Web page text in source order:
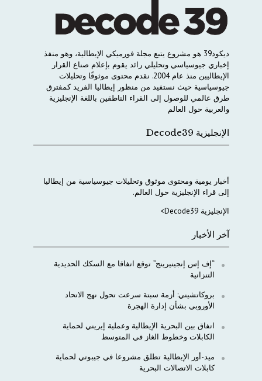
ديكود39 هو مشروع يتبع مجلة فورميكي الإيطالية، وهو منفذ
إخباري جيوسياسي وتحليلي رائد يقوم بإعلام صناع القرار
الإيطاليين منذ عام 2004. نقدم محتوى موثوقًا وتحليلات
جيوسياسية حيث نستفيد من منظور إيطاليا الفريد كمفترق
طرق عالمي للوصول إلى القراء الناطقين باللغة الإنجليزية
والعربية حول العالم
الإنجليزية Decode39
أخبار يومية ومحتوى موثوق وتحليلات جيوسياسية من إيطاليا
إلى قراء الإنجليزية حول العالم.
الإنجليزية Decode39>
آخر الأخبار
“إف إس إنجينيرينج” توقع اتفاقا مع السكك الحديدية
التنزانية
بروكاتشيني: أزمة سبتة سرعت تحول نهج الاتحاد
الأوروبي بشأن إدارة الهجرة
اتفاق بين البحرية الإيطالية وعملية إيريني لحماية
الكابلات وخطوط الغاز في المتوسط
ميد-أور الإيطالية تطلق مشروعا في جيبوتي لحماية
كابلات الاتصالات البحرية